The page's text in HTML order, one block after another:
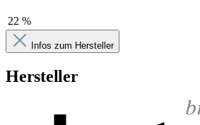
22 %
Infos zum Hersteller
Hersteller